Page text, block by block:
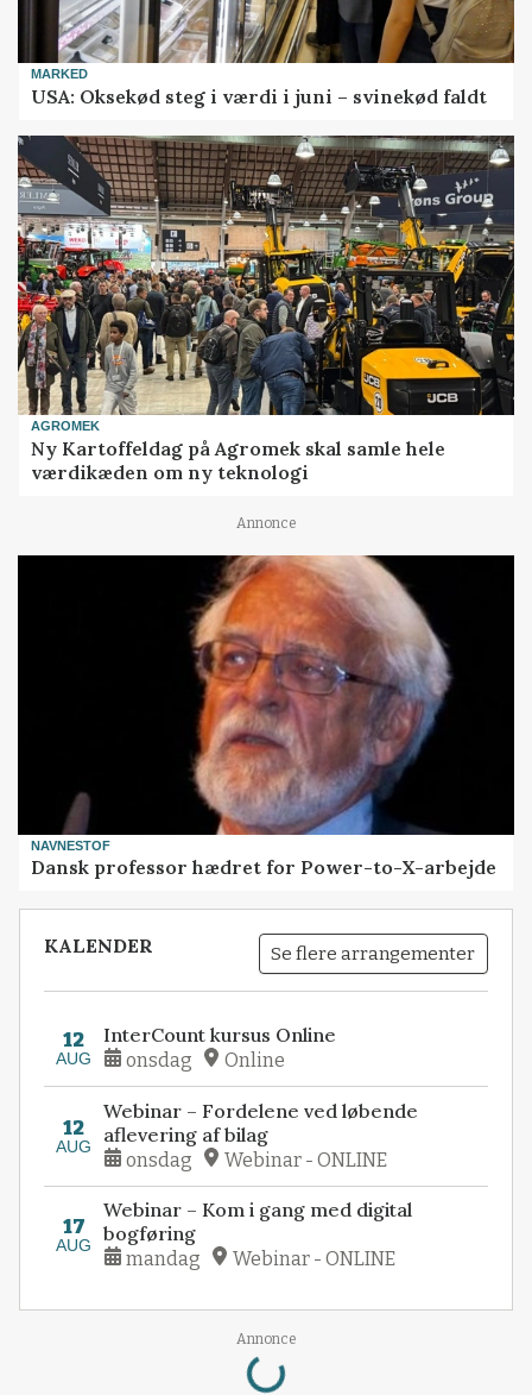
MARKED
USA: Oksekød steg i værdi i juni – svinekød faldt
AGROMEK
Ny Kartoffeldag på Agromek skal samle hele
værdikæden om ny teknologi
Annonce
NAVNESTOF
Dansk professor hædret for Power-to-X-arbejde
KALENDER Se flere arrangementer
12
AUG
InterCount kursus Online
onsdag Online
12
AUG
Webinar – Fordelene ved løbende
aflevering af bilag
onsdag Webinar - ONLINE
17
AUG
Webinar – Kom i gang med digital
bogføring
mandag Webinar - ONLINE
Annonce
Loading...